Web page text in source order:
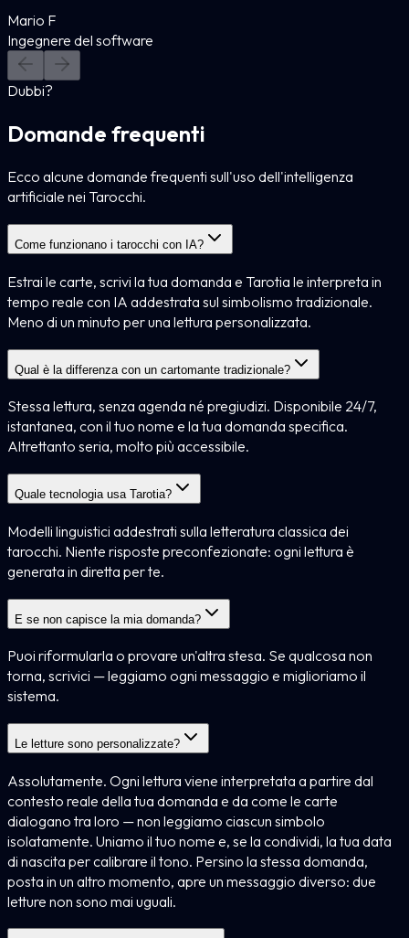
Mario F
Ingegnere del software
Dubbi?
Domande frequenti
Ecco alcune domande frequenti sull'uso dell'intelligenza
artificiale nei Tarocchi.
Come funzionano i tarocchi con IA?
Estrai le carte, scrivi la tua domanda e Tarotia le interpreta in
tempo reale con IA addestrata sul simbolismo tradizionale.
Meno di un minuto per una lettura personalizzata.
Qual è la differenza con un cartomante tradizionale?
Stessa lettura, senza agenda né pregiudizi. Disponibile 24/7,
istantanea, con il tuo nome e la tua domanda specifica.
Altrettanto seria, molto più accessibile.
Quale tecnologia usa Tarotia?
Modelli linguistici addestrati sulla letteratura classica dei
tarocchi. Niente risposte preconfezionate: ogni lettura è
generata in diretta per te.
E se non capisce la mia domanda?
Puoi riformularla o provare un'altra stesa. Se qualcosa non
torna, scrivici — leggiamo ogni messaggio e miglioriamo il
sistema.
Le letture sono personalizzate?
Assolutamente. Ogni lettura viene interpretata a partire dal
contesto reale della tua domanda e da come le carte
dialogano tra loro — non leggiamo ciascun simbolo
isolatamente. Uniamo il tuo nome e, se la condividi, la tua data
di nascita per calibrare il tono. Persino la stessa domanda,
posta in un altro momento, apre un messaggio diverso: due
letture non sono mai uguali.